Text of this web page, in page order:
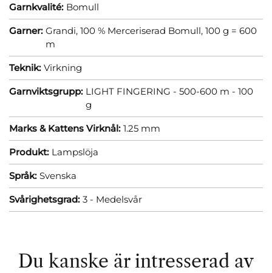
Garnkvalité: Bomull
Garner: Grandi, 100 % Merceriserad Bomull, 100 g = 600
m
Teknik: Virkning
Garnviktsgrupp: LIGHT FINGERING - 500-600 m - 100
g
Marks & Kattens Virknål: 1.25 mm
Produkt: Lampslöja
Språk: Svenska
Svårighetsgrad: 3 - Medelsvår
Du kanske är intresserad av